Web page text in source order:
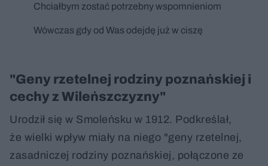
Chciałbym zostać potrzebny wspomnieniom
Wówczas gdy od Was odejdę już w ciszę
"Geny rzetelnej rodziny poznańskiej i
cechy z Wileńszczyzny"
Urodził się w Smoleńsku w 1912. Podkreślał,
że wielki wpływ miały na niego "geny rzetelnej,
zasadniczej rodziny poznańskiej, połączone ze